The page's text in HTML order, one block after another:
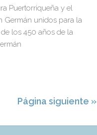
Puertorriqueña y el
Germán unidos para la
los 450 años de la
Página siguiente »